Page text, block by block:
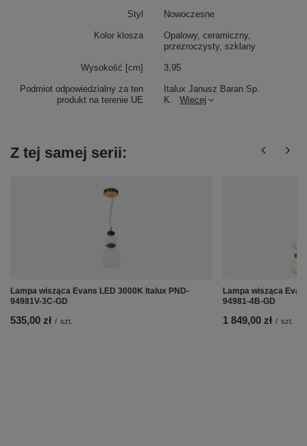
Podmiot odpowiedzialny za ten
produkt na terenie UE
Italux Janusz Baran Sp.
K.
Więcej
Styl Nowoczesne
Kolor klosza
Opalowy, ceramiczny,
przezroczysty, szklany
Wysokość [cm] 3,95
Z tej samej serii:
Lampa wisząca Evans LED 3000K Italux PND-
94981V-3C-GD
535,00 zł / szt.
Lampa wisząca
94981-4B-GD
1 849,00 zł / szt.